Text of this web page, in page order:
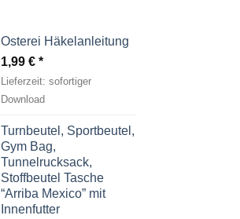
Osterei Häkelanleitung
1,99 €
Lieferzeit: sofortiger
Download
Turnbeutel, Sportbeutel,
Gym Bag,
Tunnelrucksack,
Stoffbeutel Tasche
“Arriba Mexico” mit
Innenfutter